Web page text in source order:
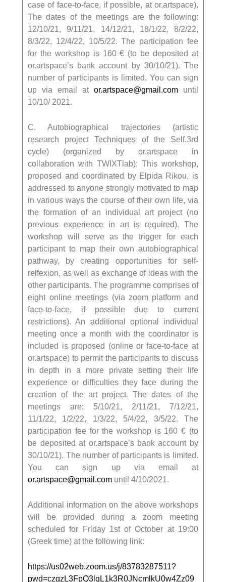
case of face-to-face, if possible, at or.artspace).
The dates of the meetings are the following:
12/10/21, 9/11/21, 14/12/21, 18/1/22, 8/2/22,
8/3/22, 12/4/22, 10/5/22. The participation fee
for the workshop is 160 € (to be deposited at
or.artspace’s bank account by 30/10/21). The
number of participants is limited. You can sign
up via email at or.artspace@gmail.comuntil
10/10/ 2021.
C. Autobiographical trajectories (artistic
research project Techniques of the Self.3rd
cycle) (organized by or.artspace in
collaboration with TWIXTlab): This workshop,
proposed and coordinated by Elpida Rikou, is
addressed to anyone strongly motivated to map
in various ways the course of their own life, via
the formation of an individual art project (no
previous experience in art is required). The
workshop will serve as the trigger for each
participant to map their own autobiographical
pathway, by creating opportunities for self-
relfexion, as well as exchange of ideas with the
other participants. The programme comprises of
eight online meetings (via zoom platform and
face-to-face, if possible due to current
restrictions). An additional optional individual
meeting once a month with the coordinator is
included is proposed (online or face-to-face at
or.artspace) to permit the participants to discuss
in depth in a more private setting their life
experience or difficulties they face during the
creation of the art project. The dates of the
meetings are: 5/10/21, 2/11/21, 7/12/21,
11/1/22, 1/2/22, 1/3/22, 5/4/22, 3/5/22. The
participation fee for the workshop is 160 € (to
be deposited at or.artspace’s bank account by
30/10/21). The number of participants is limited.
You can sign up via email at
or.artspace@gmail.com until 4/10/2021.
Additional information on the above workshops
will be provided during a zoom meeting
scheduled for Friday 1st of October at 19:00
(Greek time) at the following link:
https://us02web.zoom.us/j/83783287511?
pwd=czgzL3FpQ3lqL1k3R0JNcmlkU0w4Zz09